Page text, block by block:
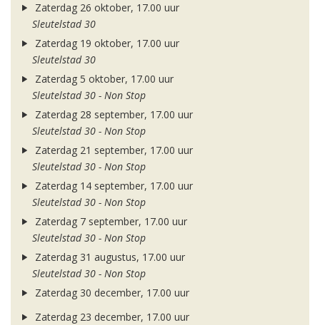
Zaterdag 26 oktober, 17.00 uur
Sleutelstad 30
Zaterdag 19 oktober, 17.00 uur
Sleutelstad 30
Zaterdag 5 oktober, 17.00 uur
Sleutelstad 30 - Non Stop
Zaterdag 28 september, 17.00 uur
Sleutelstad 30 - Non Stop
Zaterdag 21 september, 17.00 uur
Sleutelstad 30 - Non Stop
Zaterdag 14 september, 17.00 uur
Sleutelstad 30 - Non Stop
Zaterdag 7 september, 17.00 uur
Sleutelstad 30 - Non Stop
Zaterdag 31 augustus, 17.00 uur
Sleutelstad 30 - Non Stop
Zaterdag 30 december, 17.00 uur
Zaterdag 23 december, 17.00 uur